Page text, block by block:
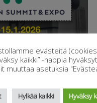
evästeitä
kaikki” -nappia
muuttaa asetuksia
Hylkää kaikki Hyväksy